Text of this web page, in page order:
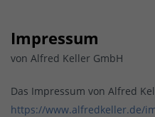
Impressum
von Alfred Keller GmbH
Das Impressum von Alfred
https://www.alfredkeller.de/